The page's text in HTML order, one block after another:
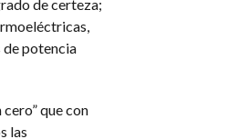
de certeza;
de potencia
que con
las